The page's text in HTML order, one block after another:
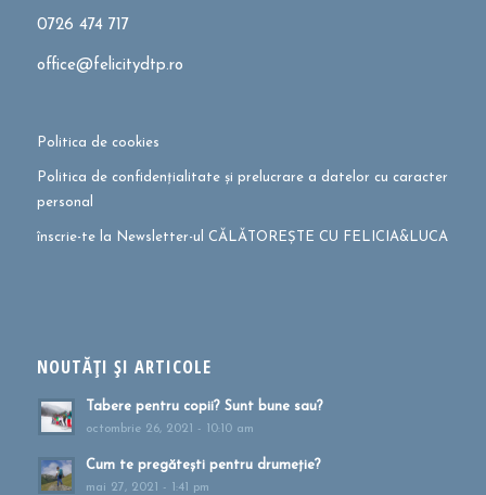
0726 474 717
office@felicitydtp.ro
Politica de cookies
Politica de confidențialitate și prelucrare a datelor cu caracter
personal
înscrie-te la Newsletter-ul CĂLĂTOREȘTE CU FELICIA&LUCA
NOUTĂȚI ȘI ARTICOLE
Tabere pentru copii? Sunt bune sau?
octombrie 26, 2021 - 10:10 am
Cum te pregătești pentru drumeție?
mai 27, 2021 - 1:41 pm